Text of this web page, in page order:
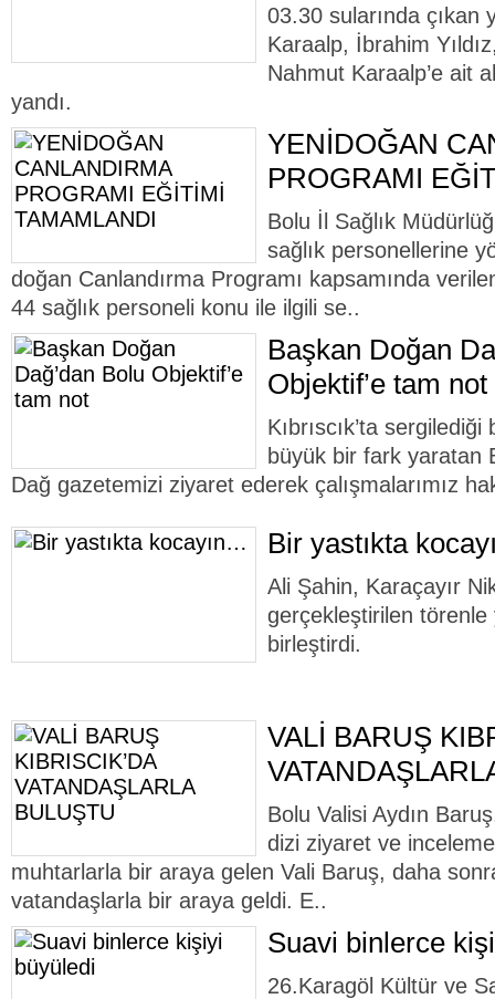
03.30 sularında çıkan
Karaalp, İbrahim
Nahmut Karaalp’e ait
yandı.
YENİDOĞAN
PROGRAMI
Bolu İl Sağlık
sağlık personellerine
doğan Canlandırma Programı kapsamında
44 sağlık personeli konu ile ilgili se..
Başkan Doğan
Objektif’e tam not
Kıbrıscık’ta
büyük bir fark yaratan
Dağ gazetemizi ziyaret ederek çalışmalarımız
Bir yastıkta
Ali Şahin, Karaçayır
gerçekleştirilen törenle
birleştirdi.
VALİ BARUŞ
Bolu Valisi Aydın
dizi ziyaret ve
muhtarlarla bir araya gelen Vali Baruş, daha sonra
vatandaşlarla bir araya geldi. E..
Suavi binlerce
26.Karagöl Kültür ve